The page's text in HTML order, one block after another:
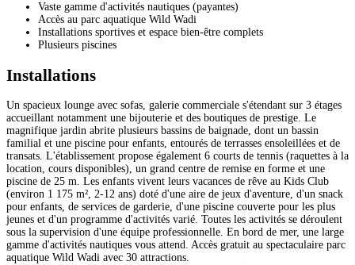
Vaste gamme d'activités nautiques (payantes)
Accès au parc aquatique Wild Wadi
Installations sportives et espace bien-être complets
Plusieurs piscines
Installations
Un spacieux lounge avec sofas, galerie commerciale s'étendant sur 3 étages
accueillant notamment une bijouterie et des boutiques de prestige. Le
magnifique jardin abrite plusieurs bassins de baignade, dont un bassin
familial et une piscine pour enfants, entourés de terrasses ensoleillées et de
transats. L'établissement propose également 6 courts de tennis (raquettes à la
location, cours disponibles), un grand centre de remise en forme et une
piscine de 25 m. Les enfants vivent leurs vacances de rêve au Kids Club
(environ 1 175 m², 2-12 ans) doté d'une aire de jeux d'aventure, d'un snack
pour enfants, de services de garderie, d'une piscine couverte pour les plus
jeunes et d'un programme d'activités varié. Toutes les activités se déroulent
sous la supervision d'une équipe professionnelle. En bord de mer, une large
gamme d'activités nautiques vous attend. Accès gratuit au spectaculaire parc
aquatique Wild Wadi avec 30 attractions.